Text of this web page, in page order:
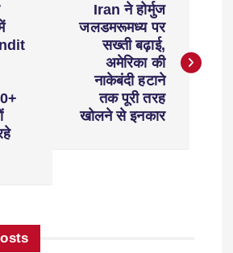
Iran ने होर्मुज
जलडमरूमध्य पर
सख्ती बढ़ाई,
अमेरिका की
नाकेबंदी हटाने
तक पूरी तरह
खोलने से इनकार